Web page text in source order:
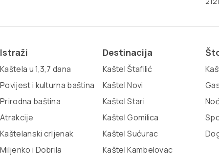
Istraži
Kaštela u 1,3,7 dana
Povijest i kulturna baština
Prirodna baština
Atrakcije
Kaštelanski crljenak
Miljenko i Dobrila
Destinacija
Kaštel Štafilić
Kaštel Novi
Kaštel Stari
Kaštel Gomilica
Kaštel Sućurac
Kaštel Kambelovac